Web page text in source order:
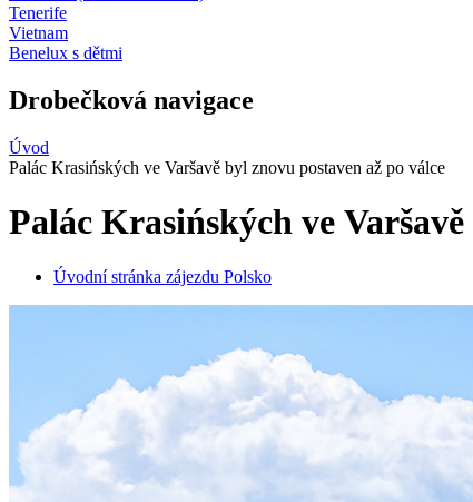
Tenerife
Vietnam
Benelux s dětmi
Drobečková navigace
Úvod
Palác Krasińských ve Varšavě byl znovu postaven až po válce
Palác Krasińských ve
Úvodní stránka zájezdu Polsko